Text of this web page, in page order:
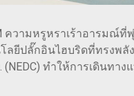
ความหรูหราเร้าอารมณ์ที่
ลยีปลั๊กอินไฮบริดที่ทรงพลั
ทำให้การเดินทาง